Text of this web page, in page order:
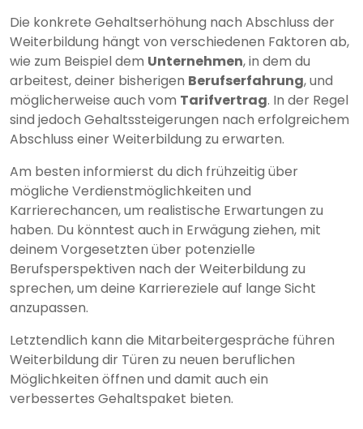
Die konkrete Gehaltserhöhung nach Abschluss der
Weiterbildung hängt von verschiedenen Faktoren ab,
wie zum Beispiel dem Unternehmen, in dem du
arbeitest, deiner bisherigen Berufserfahrung, und
möglicherweise auch vom Tarifvertrag. In der Regel
sind jedoch Gehaltssteigerungen nach erfolgreichem
Abschluss einer Weiterbildung zu erwarten.
Am besten informierst du dich frühzeitig über
mögliche Verdienstmöglichkeiten und
Karrierechancen, um realistische Erwartungen zu
haben. Du könntest auch in Erwägung ziehen, mit
deinem Vorgesetzten über potenzielle
Berufsperspektiven nach der Weiterbildung zu
sprechen, um deine Karriereziele auf lange Sicht
anzupassen.
Letztendlich kann die Mitarbeitergespräche führen
Weiterbildung dir Türen zu neuen beruflichen
Möglichkeiten öffnen und damit auch ein
verbessertes Gehaltspaket bieten.